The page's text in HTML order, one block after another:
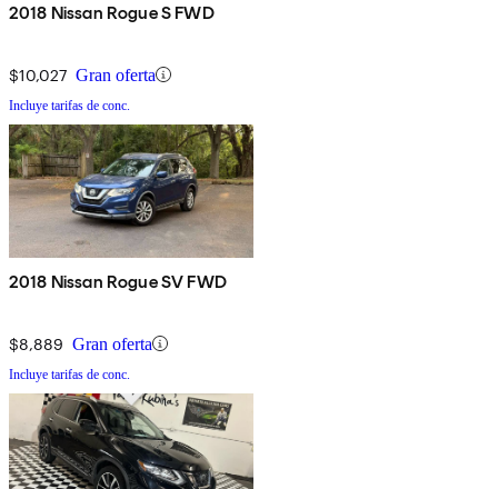
2018 Nissan Rogue S FWD
$10,027 Gran oferta
Incluye tarifas de conc.
2018 Nissan Rogue SV FWD
$8,889 Gran oferta
Incluye tarifas de conc.